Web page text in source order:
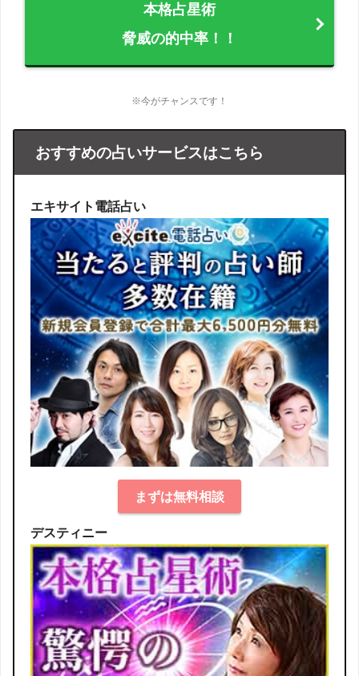
本格占星術
脅威の的中率！！
※今がチャンスです！
おすすめの占いサービスはこちら
エキサイト電話占い
まずは無料相談
デスティニー